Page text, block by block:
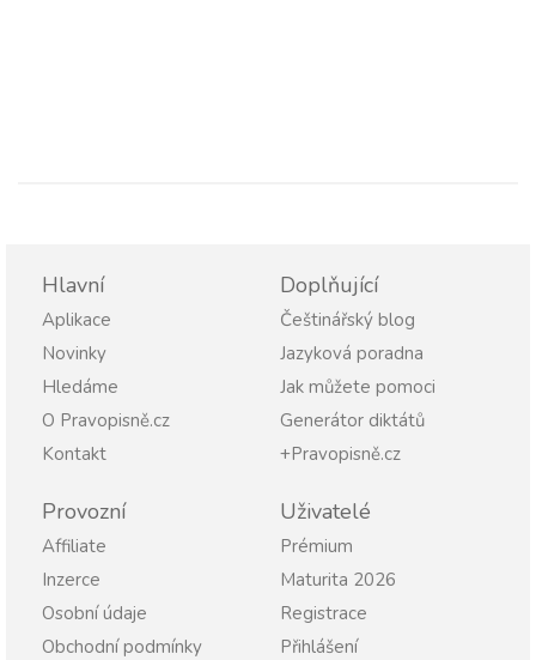
Hlavní
Aplikace
Novinky
Hledáme
O Pravopisně.cz
Kontakt
Doplňující
Češtinářský blog
Jazyková poradna
Jak můžete pomoci
Generátor diktátů
+Pravopisně.cz
Provozní
Affiliate
Inzerce
Osobní údaje
Obchodní podmínky
Uživatelé
Prémium
Maturita 2026
Registrace
Přihlášení